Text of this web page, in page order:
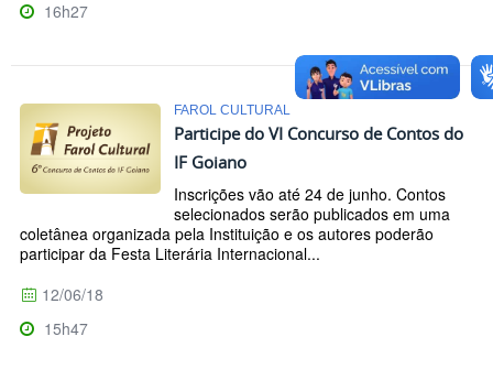
16h27
FAROL CULTURAL
Participe do VI Concurso de Contos do
IF Goiano
Inscrições vão até 24 de junho. Contos
selecionados serão publicados em uma
coletânea organizada pela Instituição e os autores poderão
participar da Festa Literária Internacional...
12/06/18
15h47